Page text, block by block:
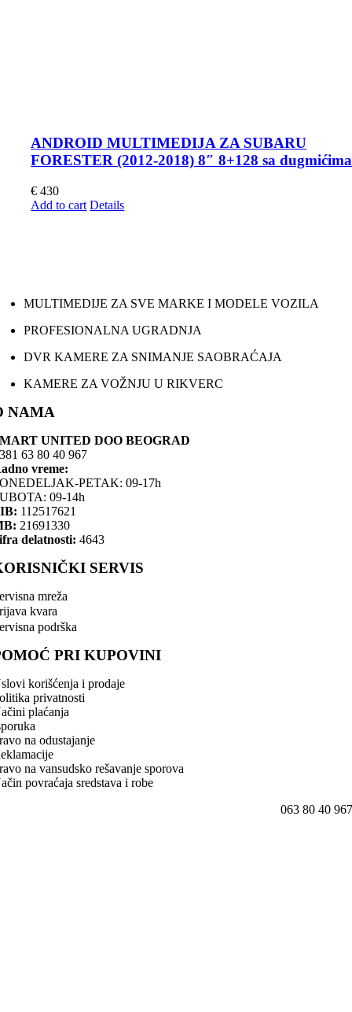
ANDROID MULTIMEDIJA ZA SUBARU
FORESTER (2012-2018) 8″ 8+128 sa dugmićima
€ 430
Add to cart Details
MULTIMEDIJE ZA SVE MARKE I MODELE VOZILA
PROFESIONALNA UGRADNJA
DVR KAMERE ZA SNIMANJE SAOBRAĆAJA
KAMERE ZA VOŽNJU U RIKVERC
NAMA
UNITED DOO BEOGRAD
63 80 40 967
vreme:
PETAK: 09-17h
09-14h
112517621
21691330
delatnosti: 4643
SERVIS
mreža
kvara
podrška
PRI KUPOVINI
korišćenja i prodaje
privatnosti
plaćanja
na odustajanje
na vansudsko rešavanje sporova
povraćaja sredstava i robe
063 80 40 967